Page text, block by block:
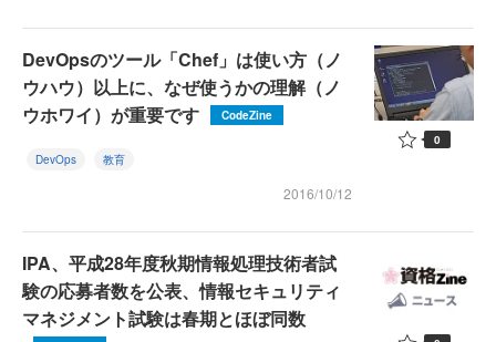
DevOpsのツール「Chef」は使い方（ノ
ウハウ）以上に、なぜ使うかの理解（ノ
ウホワイ）が重要です
CodeZine
DevOps 教育
2016/10/12
0
IPA、平成28年度秋期情報処理技術者試
験の応募者数を公表、情報セキュリティ
マネジメント試験は春期とほぼ同数